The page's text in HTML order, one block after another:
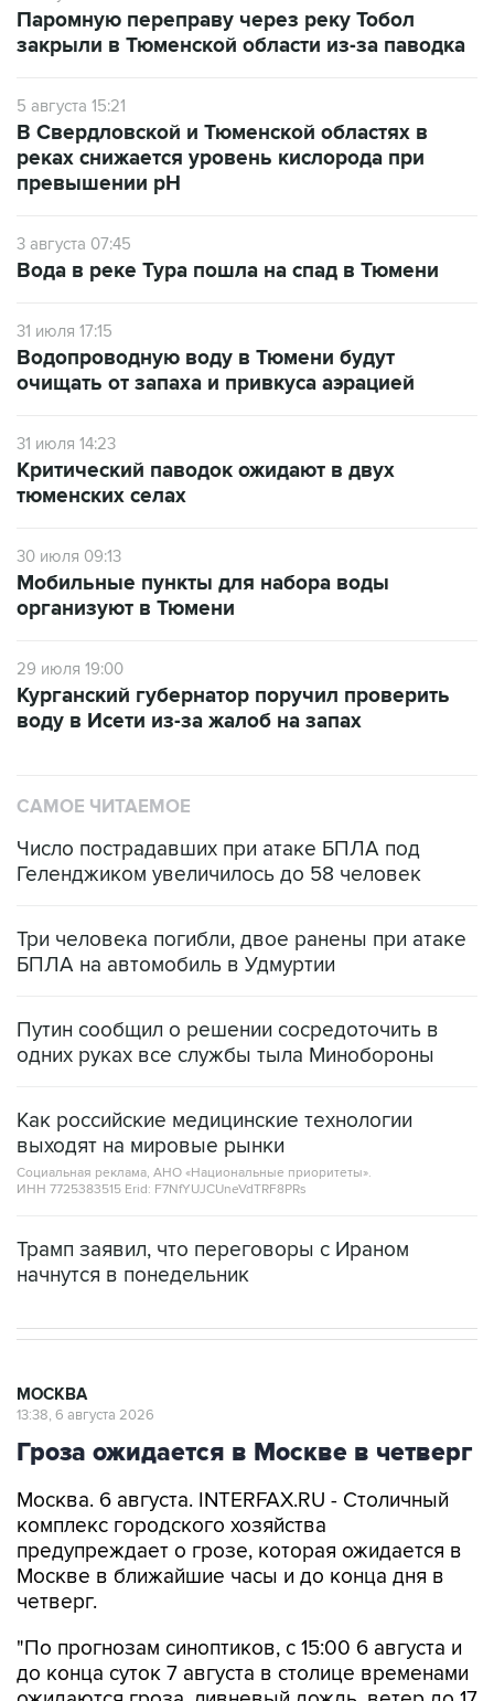
Паромную переправу через реку Тобол
закрыли в Тюменской области из-за паводка
5 августа 15:21
В Свердловской и Тюменской областях в
реках снижается уровень кислорода при
превышении рН
3 августа 07:45
Вода в реке Тура пошла на спад в Тюмени
31 июля 17:15
Водопроводную воду в Тюмени будут
очищать от запаха и привкуса аэрацией
31 июля 14:23
Критический паводок ожидают в двух
тюменских селах
30 июля 09:13
Мобильные пункты для набора воды
организуют в Тюмени
29 июля 19:00
Курганский губернатор поручил проверить
воду в Исети из-за жалоб на запах
САМОЕ ЧИТАЕМОЕ
Число пострадавших при атаке БПЛА под
Геленджиком увеличилось до 58 человек
Три человека погибли, двое ранены при атаке
БПЛА на автомобиль в Удмуртии
Путин сообщил о решении сосредоточить в
одних руках все службы тыла Минобороны
Как российские медицинские технологии
выходят на мировые рынки
Социальная реклама, АНО «Национальные приоритеты».
ИНН 7725383515 Erid: F7NfYUJCUneVdTRF8PRs
Трамп заявил, что переговоры с Ираном
начнутся в понедельник
МОСКВА
13:38, 6 августа 2026
Гроза ожидается в Москве в четверг
Москва. 6 августа. INTERFAX.RU - Столичный
комплекс городского хозяйства
предупреждает о грозе, которая ожидается в
Москве в ближайшие часы и до конца дня в
четверг.
"По прогнозам синоптиков, с 15:00 6 августа и
до конца суток 7 августа в столице временами